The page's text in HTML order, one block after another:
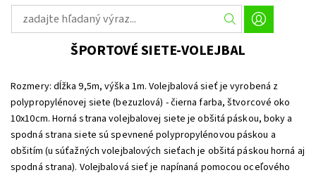
ŠPORTOVÉ SIETE-VOLEJBAL
Rozmery: dĺžka 9,5m, výška 1m. Volejbalová sieť je vyrobená z
polypropylénovej siete (bezuzlová) - čierna farba, štvorcové oko
10x10cm. Horná strana volejbalovej siete je obšitá páskou, boky a
spodná strana siete sú spevnené polypropylénovou páskou a
obšitím (u súťažných volejbalových sieťach je obšitá páskou horná aj
spodná strana). Volejbalová sieť je napínaná pomocou oceľového